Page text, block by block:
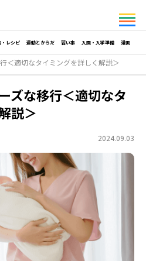
・レシピ 運動とからだ 習い事 入園・入学準備 漫画
＜適切なタイミングを詳しく解説＞
ズな移行＜適切なタ
説＞
2024.09.03